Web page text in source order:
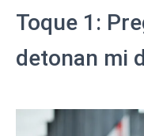
Toque 1:
detonan mi